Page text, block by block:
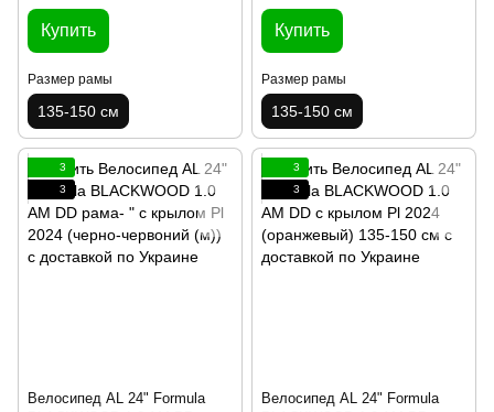
Купить
Размер рамы
135-150 см
Купить
Размер рамы
135-150 см
3
3
Велосипед AL 24" Formula
3
3
Велосипед AL 24" Formula